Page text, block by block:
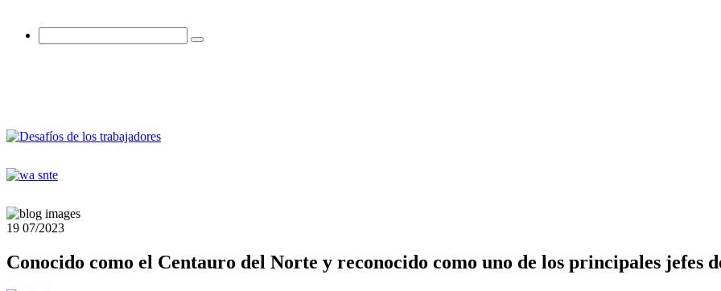
19 07/2023
Conocido como el Centauro del Norte y reconocido como uno de los principales jefes